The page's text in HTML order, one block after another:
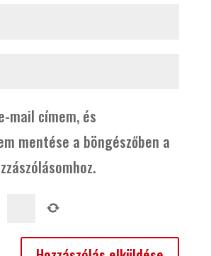
mail címem, és
mentése a böngészőben a